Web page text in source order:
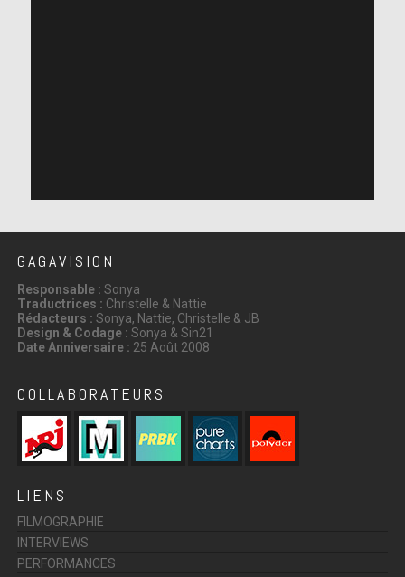
GAGAVISION
Responsable : Sonya
Traductrices : Christelle & Nattie
Rédacteurs : Sonya, Nattie, Christelle & JB
Design & Codage : Sonya & Sin21
Date Anniversaire : 25 Août 2008
COLLABORATEURS
LIENS
FILMOGRAPHIE
INTERVIEWS
PERFORMANCES